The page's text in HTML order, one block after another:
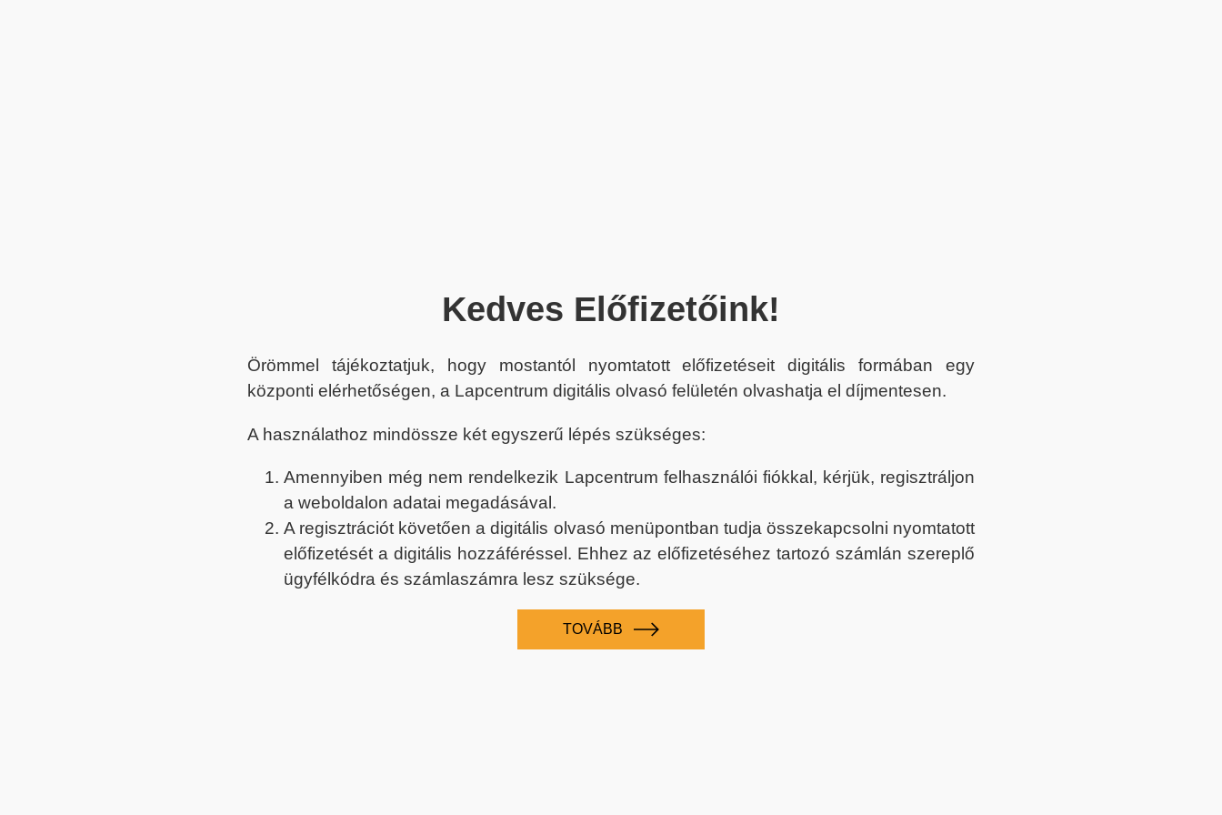
Kedves Előfizetőink!
Örömmel tájékoztatjuk, hogy mostantól nyomtatott előfizetéseit digitális formában egy
központi elérhetőségen, a Lapcentrum digitális olvasó felületén olvashatja el díjmentesen.
A használathoz mindössze két egyszerű lépés szükséges:
Amennyiben még nem rendelkezik Lapcentrum felhasználói fiókkal, kérjük, regisztráljon
a weboldalon adatai megadásával.
A regisztrációt követően a digitális olvasó menüpontban tudja összekapcsolni nyomtatott
előfizetését a digitális hozzáféréssel. Ehhez az előfizetéséhez tartozó számlán szereplő
ügyfélkódra és számlaszámra lesz szüksége.
TOVÁBB